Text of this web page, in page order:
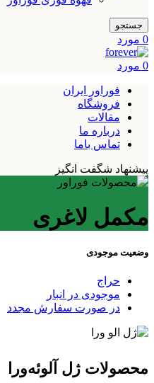
جستجو
0 مورد
0 مورد
فوراور ایران
فروشگاه
مقالات
درباره ما
تماس باما
پیشنهاد شگفت انگیز
مکمل لاغری
وضعیت موجودی
حراج
موجودی در انبار
در صورت سفارش مجدد
محصولات ژل آلوئه‌ورا